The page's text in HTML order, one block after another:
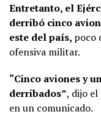
Entretanto, el
derribó cinco
este del país, poco
ofensiva militar.
“Cinco aviones y
derribados”, dijo
en un comunicado.